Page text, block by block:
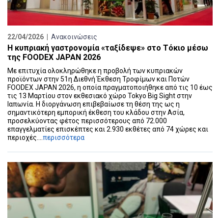
22/04/2026 | Ανακοινώσεις
Η κυπριακή γαστρονομία «ταξίδεψε» στο Τόκιο μέσω
της FOODEX JAPAN 2026
Με επιτυχία ολοκληρώθηκε η προβολή των κυπριακών
προϊόντων στην 51η Διεθνή Έκθεση Τροφίμων και Ποτών
FOODEX JAPAN 2026, η οποία πραγματοποιήθηκε από τις 10 έως
τις 13 Μαρτίου στον εκθεσιακό χώρο Tokyo Big Sight στην
Ιαπωνία. Η διοργάνωση επιβεβαίωσε τη θέση της ως η
σημαντικότερη εμπορική έκθεση του κλάδου στην Ασία,
προσελκύοντας φέτος περισσότερους από 72.000
επαγγελματίες επισκέπτες και 2.930 εκθέτες από 74 χώρες και
περιοχές....περισσότερα